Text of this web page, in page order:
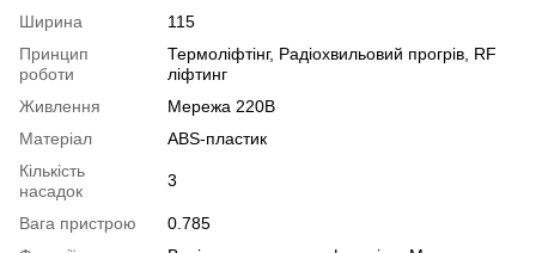
Ширина
115
Принцип
роботи
Термоліфтінг, Радіохвильовий прогрів, RF
ліфтинг
Живлення
Мережа 220В
Матеріал
ABS-пластик
Кількість
насадок
3
Вага пристрою
0.785